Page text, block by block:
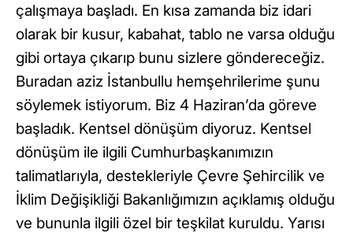
çalışmaya başladı. En kısa zamanda biz idari
olarak bir kusur, kabahat, tablo ne varsa olduğu
gibi ortaya çıkarıp bunu sizlere göndereceğiz.
Buradan aziz İstanbullu hemşehrilerime şunu
söylemek istiyorum. Biz 4 Haziran’da göreve
başladık. Kentsel dönüşüm diyoruz. Kentsel
dönüşüm ile ilgili Cumhurbaşkanımızın
talimatlarıyla, destekleriyle Çevre Şehircilik ve
İklim Değişikliği Bakanlığımızın açıklamış olduğu
ve bununla ilgili özel bir teşkilat kuruldu. Yarısı